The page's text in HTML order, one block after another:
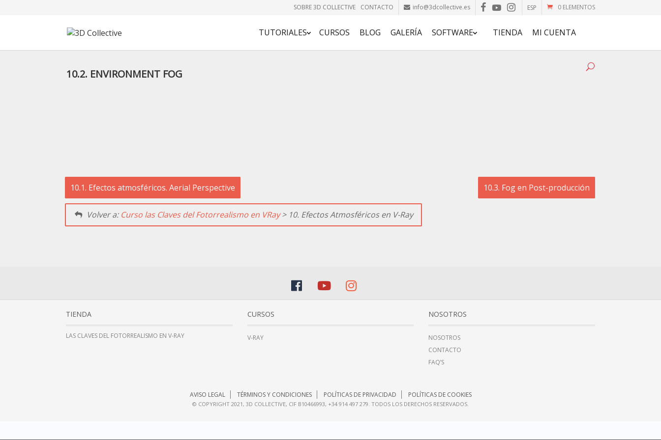
Tienda
Mi Cuenta
0 ELEMENTOS
ESP
SOBRE 3D COLLECTIVE CONTACTO info@3dcollective.es
TUTORIALES CURSOS BLOG GALERÍA SOFTWARE TIENDA MI CUENTA
10.2. ENVIRONMENT FOG
10.1. Efectos atmosféricos. Aerial Perspective 10.3. Fog en Post-producción
Volver a: Curso las Claves del Fotorrealismo en VRay> 10. Efectos Atmosféricos en V-Ray
TIENDA
LAS CLAVES DEL FOTORREALISMO EN V-RAY
CURSOS
V-RAY
NOSOTROS
NOSOTROS
CONTACTO
FAQ’S
AVISO LEGAL TÉRMINOS Y CONDICIONES POLÍTICAS DE PRIVACIDAD POLÍTICAS DE COOKIES
© COPYRIGHT 2021, 3D COLLECTIVE, CIF B10466993, +34 914 497 279. TODOS LOS DERECHOS RESERVADOS.